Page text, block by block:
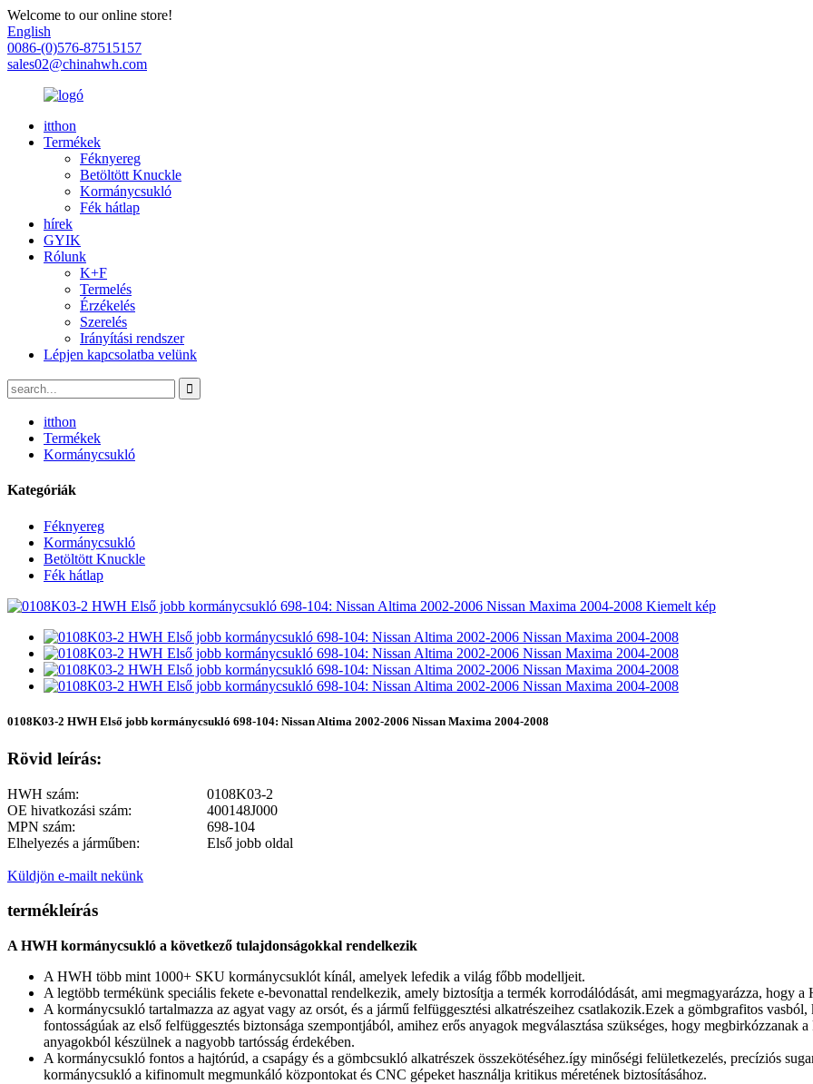
Welcome to our online store!
English
0086-(0)576-87515157
sales02@chinahwh.com
itthon
Termékek
Féknyereg
Betöltött Knuckle
Kormánycsukló
Fék hátlap
hírek
GYIK
Rólunk
K+F
Termelés
Érzékelés
Szerelés
Irányítási rendszer
Lépjen kapcsolatba velünk
itthon
Termékek
Kormánycsukló
Kategóriák
Féknyereg
Kormánycsukló
Betöltött Knuckle
Fék hátlap
0108K03-2 HWH Első jobb kormánycsukló 698-104: Nissan Altima 2002-2006 Nissan Maxima 2004-2008
Rövid leírás:
HWH szám:
0108K03-2
OE hivatkozási szám:
400148J000
MPN szám:
698-104
Elhelyezés a járműben:
Első jobb oldal
Küldjön e-mailt nekünk
termékleírás
A HWH kormánycsukló a következő tulajdonságokkal rendelkezik
A HWH több mint 1000+ SKU kormánycsuklót kínál, amelyek lefedik a világ főbb modelljeit.
A legtöbb termékünk speciális fekete e-bevonattal rendelkezik, amely biztosítja a termék korrodálódását, ami megmagyarázza, hogy
A kormánycsukló tartalmazza az agyat vagy az orsót, és a jármű felfüggesztési alkatrészeihez csatlakozik.Ezek a gömbgrafitos
fontosságúak az első felfüggesztés biztonsága szempontjából, amihez erős anyagok megválasztása szükséges, hogy
anyagokból készülnek a nagyobb tartósság érdekében.
A kormánycsukló fontos a hajtórúd, a csapágy és a gömbcsukló alkatrészek összekötéséhez.így minőségi felületkezelés, precíziós
kormánycsukló a kifinomult megmunkáló központokat és CNC gépeket használja kritikus méretének biztosításához.